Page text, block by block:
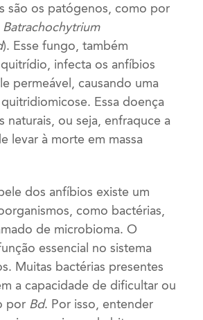
são os patógenos, como por
Batrachochytrium
). Esse fungo, também
infecta os anfíbios
permeável, causando uma
Essa doença
naturais, ou seja, enfraquce a
levar à morte em massa
dos anfíbios existe um
como bactérias,
de microbioma. O
essencial no sistema
Muitas bactérias presentes
a capacidade de dificultar ou
por Bd. Por isso, entender